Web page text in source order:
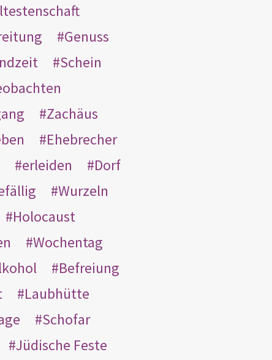
Genuss
Schein
Zachäus
Ehebrecher
erleiden
Dorf
Wurzeln
Holocaust
Wochentag
Befreiung
Laubhütte
Schofar
Jüdische Feste